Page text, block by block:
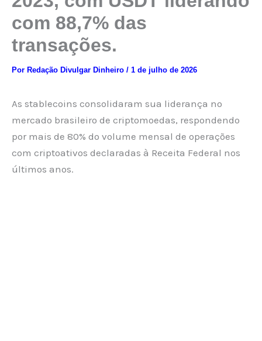
com 88,7% das
transações.
Por Redação Divulgar Dinheiro / 1 de julho de 2026
As stablecoins consolidaram sua liderança no
mercado brasileiro de criptomoedas, respondendo
por mais de 80% do volume mensal de operações
com criptoativos declaradas à Receita Federal nos
últimos anos.